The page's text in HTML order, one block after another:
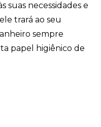
suas necessidades e
trará ao seu
sempre
papel higiênico de